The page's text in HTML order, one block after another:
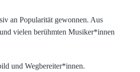
an Popularität gewonnen. Aus
vielen berühmten Musiker*innen
und Wegbereiter*innen.